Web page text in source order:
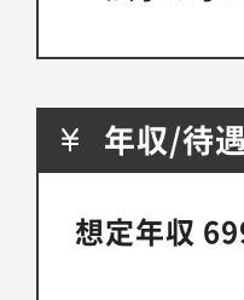
年収/待
想定年収